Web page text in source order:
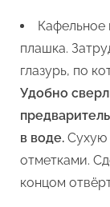
Кафельное
плашка.
глазурь, по
Удобно
в воде. Сухую
отметками.
концом